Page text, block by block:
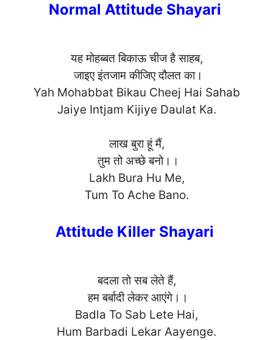
Normal Attitude Shayari
यह मोहब्बत बिकाऊ चीज है साहब,
जाइए इंतजाम कीजिए दौलत का।
Yah Mohabbat Bikau Cheej Hai Sahab
Jaiye Intjam Kijiye Daulat Ka.
लाख बुरा हूं मैं,
तुम तो अच्छे बनो।।
Lakh Bura Hu Me,
Tum To Ache Bano.
Attitude Killer Shayari
बदला तो सब लेते हैं,
हम बर्बादी लेकर आएंगे।।
Badla To Sab Lete Hai,
Hum Barbadi Lekar Aayenge.